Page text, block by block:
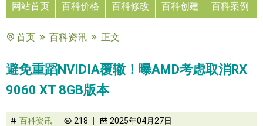
网站首页 百科价格 百科修改 百科创建 百科案例
首页 百科资讯 正文
避免重蹈NVIDIA覆辙！曝AMD考虑取消RX
9060 XT 8GB版本
百科资讯 218 2025年04月27日